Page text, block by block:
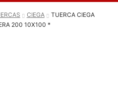
CIEGA
TUERCA CIEGA
200 10X100 *